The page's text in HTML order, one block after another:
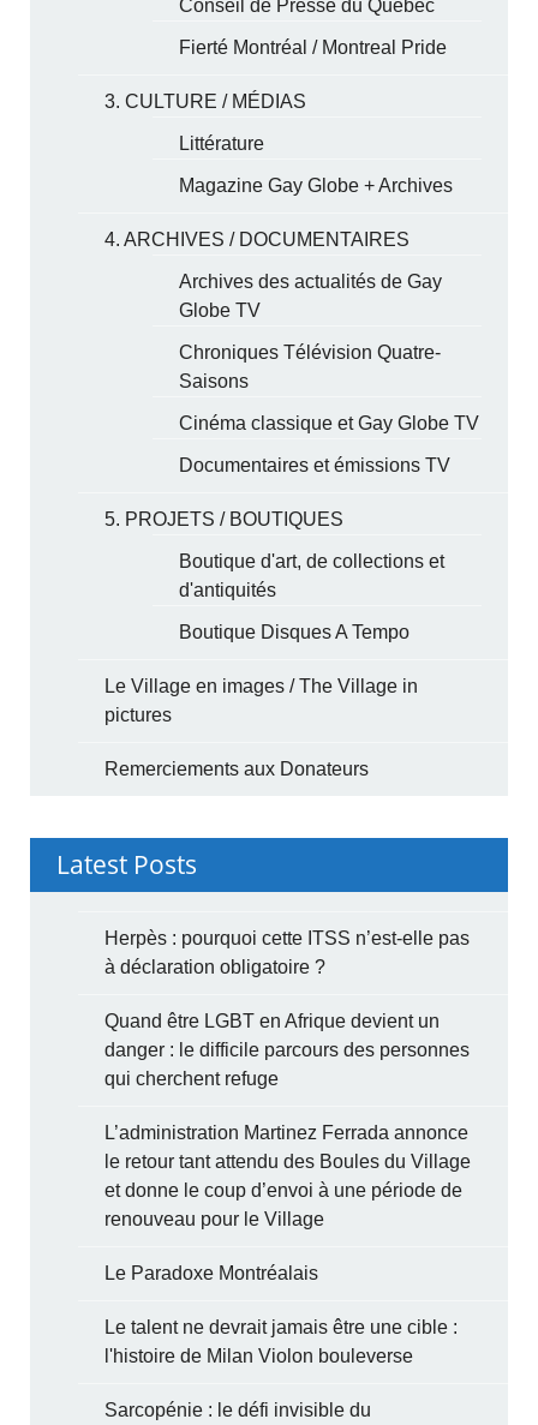
Conseil de Presse du Québec
Fierté Montréal / Montreal Pride
3. CULTURE / MÉDIAS
Littérature
Magazine Gay Globe + Archives
4. ARCHIVES / DOCUMENTAIRES
Archives des actualités de Gay
Globe TV
Chroniques Télévision Quatre-
Saisons
Cinéma classique et Gay Globe TV
Documentaires et émissions TV
5. PROJETS / BOUTIQUES
Boutique d'art, de collections et
d'antiquités
Boutique Disques A Tempo
Le Village en images / The Village in
pictures
Remerciements aux Donateurs
Latest Posts
Herpès : pourquoi cette ITSS n’est-elle pas
à déclaration obligatoire ?
Quand être LGBT en Afrique devient un
danger : le difficile parcours des personnes
qui cherchent refuge
L’administration Martinez Ferrada annonce
le retour tant attendu des Boules du Village
et donne le coup d’envoi à une période de
renouveau pour le Village
Le Paradoxe Montréalais
Le talent ne devrait jamais être une cible :
l'histoire de Milan Violon bouleverse
Sarcopénie : le défi invisible du